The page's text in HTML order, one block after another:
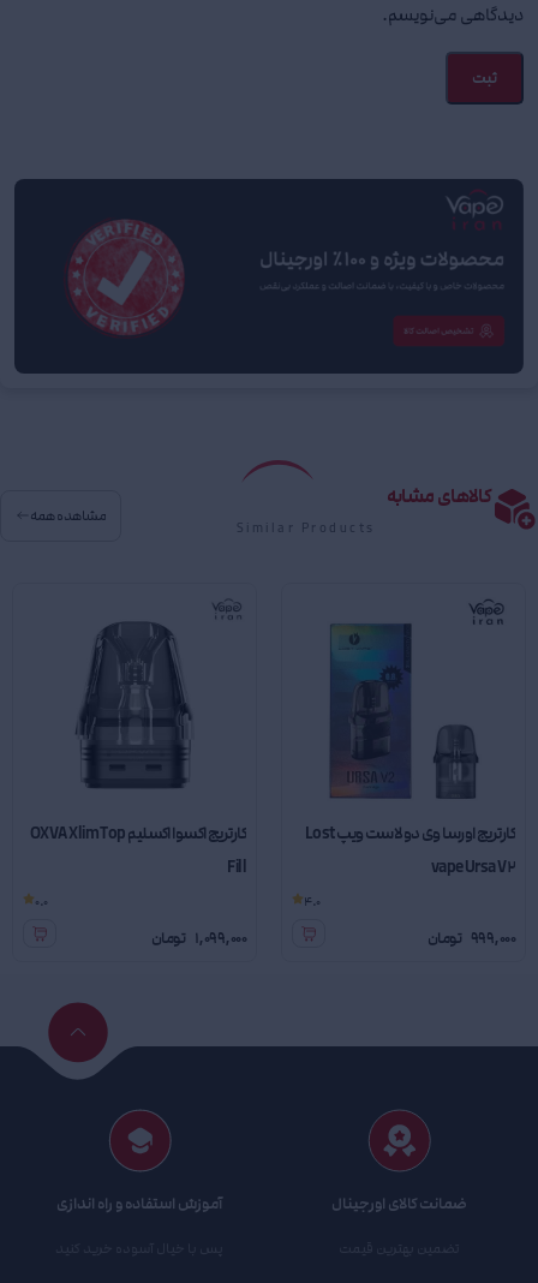
دیدگاهی می‌نویسم.
کالاهای مشابه
Similar Products
مشاهده همه
کارتریج اورسا وی دو لاست ویپ Lost
vape Ursa V2
999,000 تومان
4.0
کارتریج اکسوا اکسلیم OXVA Xlim Top
Fill
1,099,000 تومان
0.0
ضمانت کالای اورجینال آموزش استفاده و راه اندازی